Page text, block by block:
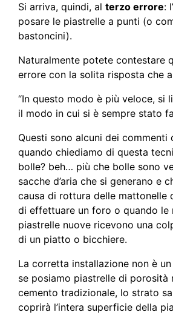
Si arriva, quindi, al terzo errore:
posare le piastrelle a punti (o
bastoncini).
Naturalmente potete contestare
errore con la solita risposta che
“In questo modo è più veloce, si
il modo in cui si è sempre stato
Questi sono alcuni dei commenti
quando chiediamo di questa
bolle? beh… più che bolle sono
sacche d’aria che si generano e
causa di rottura delle mattonelle
di effettuare un foro o quando le
piastrelle nuove ricevono una
di un piatto o bicchiere.
La corretta installazione non è
se posiamo piastrelle di porosità
cemento tradizionale, lo strato
coprirà l’intera superficie della